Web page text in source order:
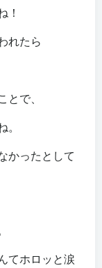
！
れたら
で、
かったとして
てホロッと涙